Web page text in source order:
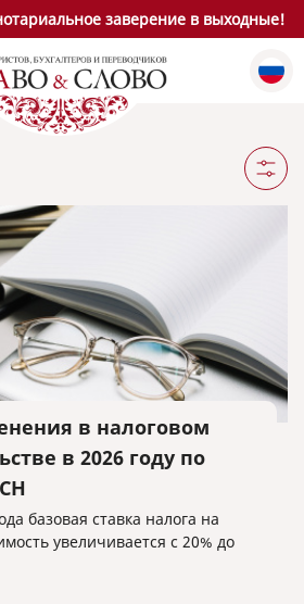
заверение в выходные!
в налоговом
в 2026 году по
базовая ставка налога на
увеличивается с 20% до